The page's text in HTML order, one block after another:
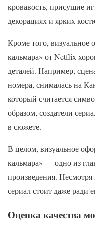
кровавость, присущие
декорациях и ярких
Кроме того, визуальное
кальмара» от Netflix
деталей. Например,
номера, снималась на
который считается
образом, создатели
в сюжете.
В целом, визуальное
кальмара» — одно из
произведения.
сериал стоит даже ради
Оценка качества